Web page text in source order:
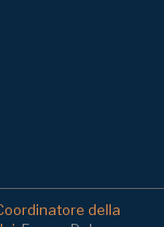
della